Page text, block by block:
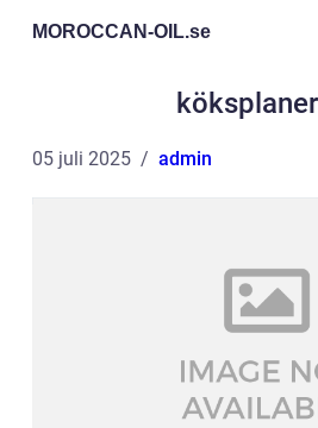
MOROCCAN-OIL.se
05 juli 2025 admin